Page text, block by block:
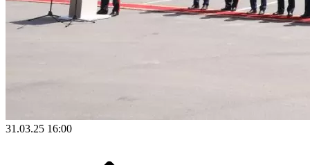
31.03.25 16:00